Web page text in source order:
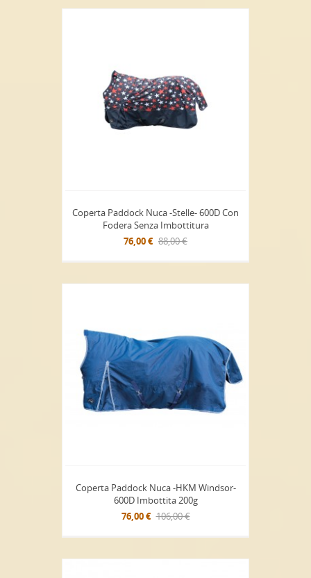
Coperta Paddock Nuca -Stelle- 600D Con
Fodera Senza Imbottitura
76,00 € 88,00 €
Coperta Paddock Nuca -HKM Windsor-
600D Imbottita 200g
76,00 € 106,00 €